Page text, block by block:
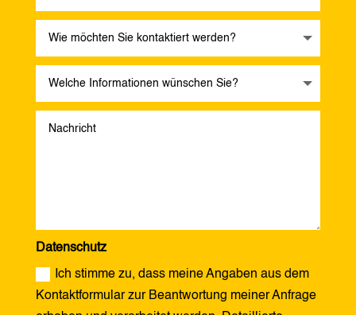
Datenschutz
Ich stimme zu, dass meine Angaben aus dem
Kontaktformular zur Beantwortung meiner Anfrage